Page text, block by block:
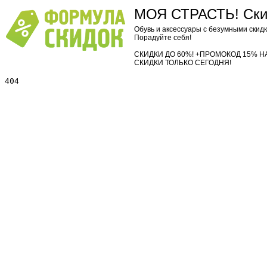
МОЯ СТРАСТЬ!
Обувь и аксессуары с безумными
Порадуйте себя!
СКИДКИ ДО 60%! +ПРОМОКОД 15%
СКИДКИ ТОЛЬКО СЕГОДНЯ!